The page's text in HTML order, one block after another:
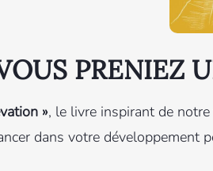
PRENIEZ
», le livre inspirant de
dans votre